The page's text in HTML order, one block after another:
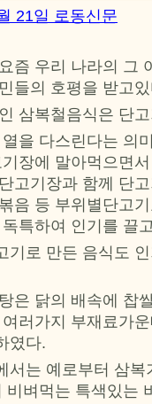
21일 로동신문
즘 우리 나라의 그
들의 호평을 받고
삼복철음식은 단
을 다스린다는 의
장에 말아먹으면
고기장과 함께 단
음 등 부위별단고
특하여 인기를 끌
기로 만든 음식도
은 닭의 배속에 찹
러가지 부재료가
였다.
서는 예로부터 삼
비벼먹는 특색있는